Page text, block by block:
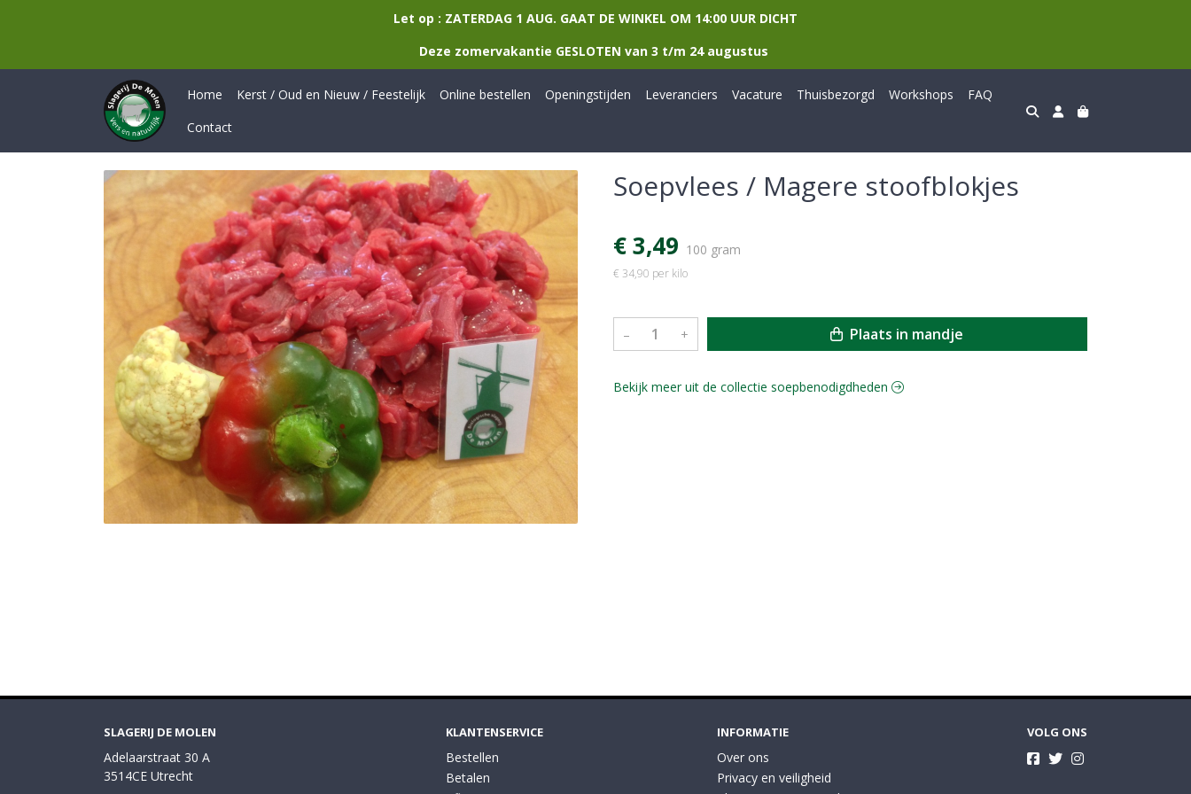
Let op : ZATERDAG 1 AUG. GAAT DE WINKEL OM 14:00 UUR DICHT
Deze zomervakantie GESLOTEN van 3 t/m 24 augustus
Home Kerst / Oud en Nieuw / Feestelijk Online bestellen Openingstijden Leveranciers Vacature Thuisbezorgd Workshops
FAQ
Contact
Soepvlees / Magere stoofblokjes
€ 3,49 100 gram
€ 34,90 per kilo
– + Plaats in mandje
Bekijk meer uit de collectie soepbenodigdheden
SLAGERIJ DE MOLEN
Adelaarstraat 30 A
3514CE Utrecht
KLANTENSERVICE
Bestellen
Betalen
INFORMATIE
Over ons
Privacy en veiligheid
VOLG ONS